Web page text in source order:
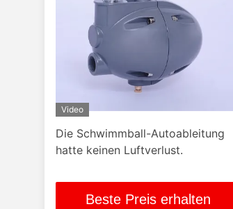
Video
Die Schwimmball-Autoableitung
hatte keinen Luftverlust.
Beste Preis erhalten